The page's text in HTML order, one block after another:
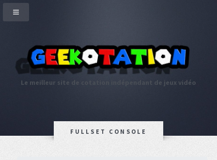
Le meilleur site de cotation indépendant de jeux vidéo
FULLSET CONSOLE